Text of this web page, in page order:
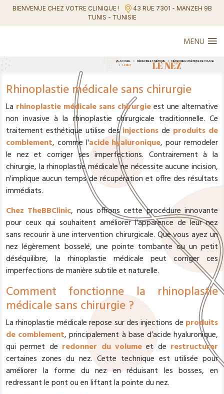
BIENVENUE CHEZ VOTRE CLINIQUE !
43 RUE 7301 - MANZEH 9B
TUNIS - TUNISIE
MENU
LE NEZ
ACCUEIL MÉDECINE ESTHÉTIQUE
MÉDECINE ESTHÉTIQUE DE VISAGE
LE NEZ
Rhinoplastie médicale sans chirurgie
La rhinoplastie médicale sans chirurgieest une alternative
non invasive à la rhinoplastie chirurgicale traditionnelle. Ce
traitement esthétique utilise desinjections de produits de
comblement, comme l'acide hyaluronique, pour remodeler
le nez et corriger ses imperfections. Contrairement à la
chirurgie, la rhinoplastie médicale ne nécessite aucune incision,
n'implique aucun temps de récupération et offre des résultats
immédiats.
Chez TheBBClinic, nous offrons cette procédure innovante
pour ceux qui souhaitent améliorer l'apparence de leur nez
sans recourir à une intervention chirurgicale. Que vous ayez un
nez légèrement bosselé, une pointe tombante ou un petit
déséquilibre, la rhinoplastie médicale peut corriger ces
imperfections de manière subtile et naturelle.
Comment fonctionne la rhinoplastie
médicale sans chirurgie ?
La rhinoplastie médicale repose sur des injections de produits
de comblement, principalement à base d’acide hyaluronique,
qui permet de redonner du volumeet de restructurer
certaines zones du nez. Cette technique est utilisée pour
améliorer la forme du nez en réduisant les bosses, en
redressant le pont ou en liftant la pointe du nez.